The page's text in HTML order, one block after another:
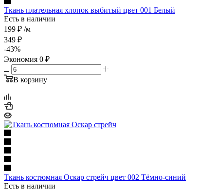
Ткань плательная хлопок выбитый цвет 001 Белый
Есть в наличии
199 ₽ /м
349 ₽
-43%
Экономия 0 ₽
В корзину
Ткань костюмная Оскар стрейч цвет 002 Тёмно-синий
Есть в наличии